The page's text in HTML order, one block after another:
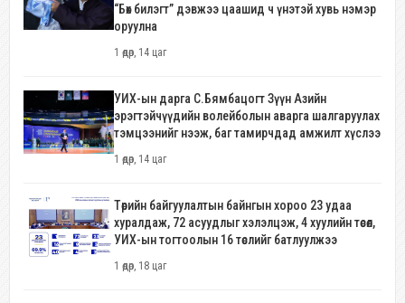
“Бөх билэгт” дэвжээ цаашид ч үнэтэй хувь нэмэр
оруулна
1 өдөр, 14 цаг
УИХ-ын дарга С.Бямбацогт Зүүн Азийн
эрэгтэйчүүдийн волейболын аварга шалгаруулах
тэмцээнийг нээж, баг тамирчдад амжилт хүслээ
1 өдөр, 14 цаг
Төрийн байгуулалтын байнгын хороо 23 удаа
хуралдаж, 72 асуудлыг хэлэлцэж, 4 хуулийн төсөл,
УИХ-ын тогтоолын 16 төслийг батлуулжээ
1 өдөр, 18 цаг